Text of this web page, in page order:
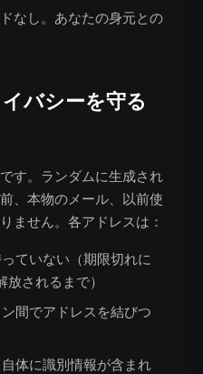
なし。あなたの身元との
バシーを守る
す。ランダムに生成され
、本物のメール、以前使
ません。各アドレスは：
ていない（期限切れに
されるまで）
間でアドレスを結びつ
体に識別情報が含まれ